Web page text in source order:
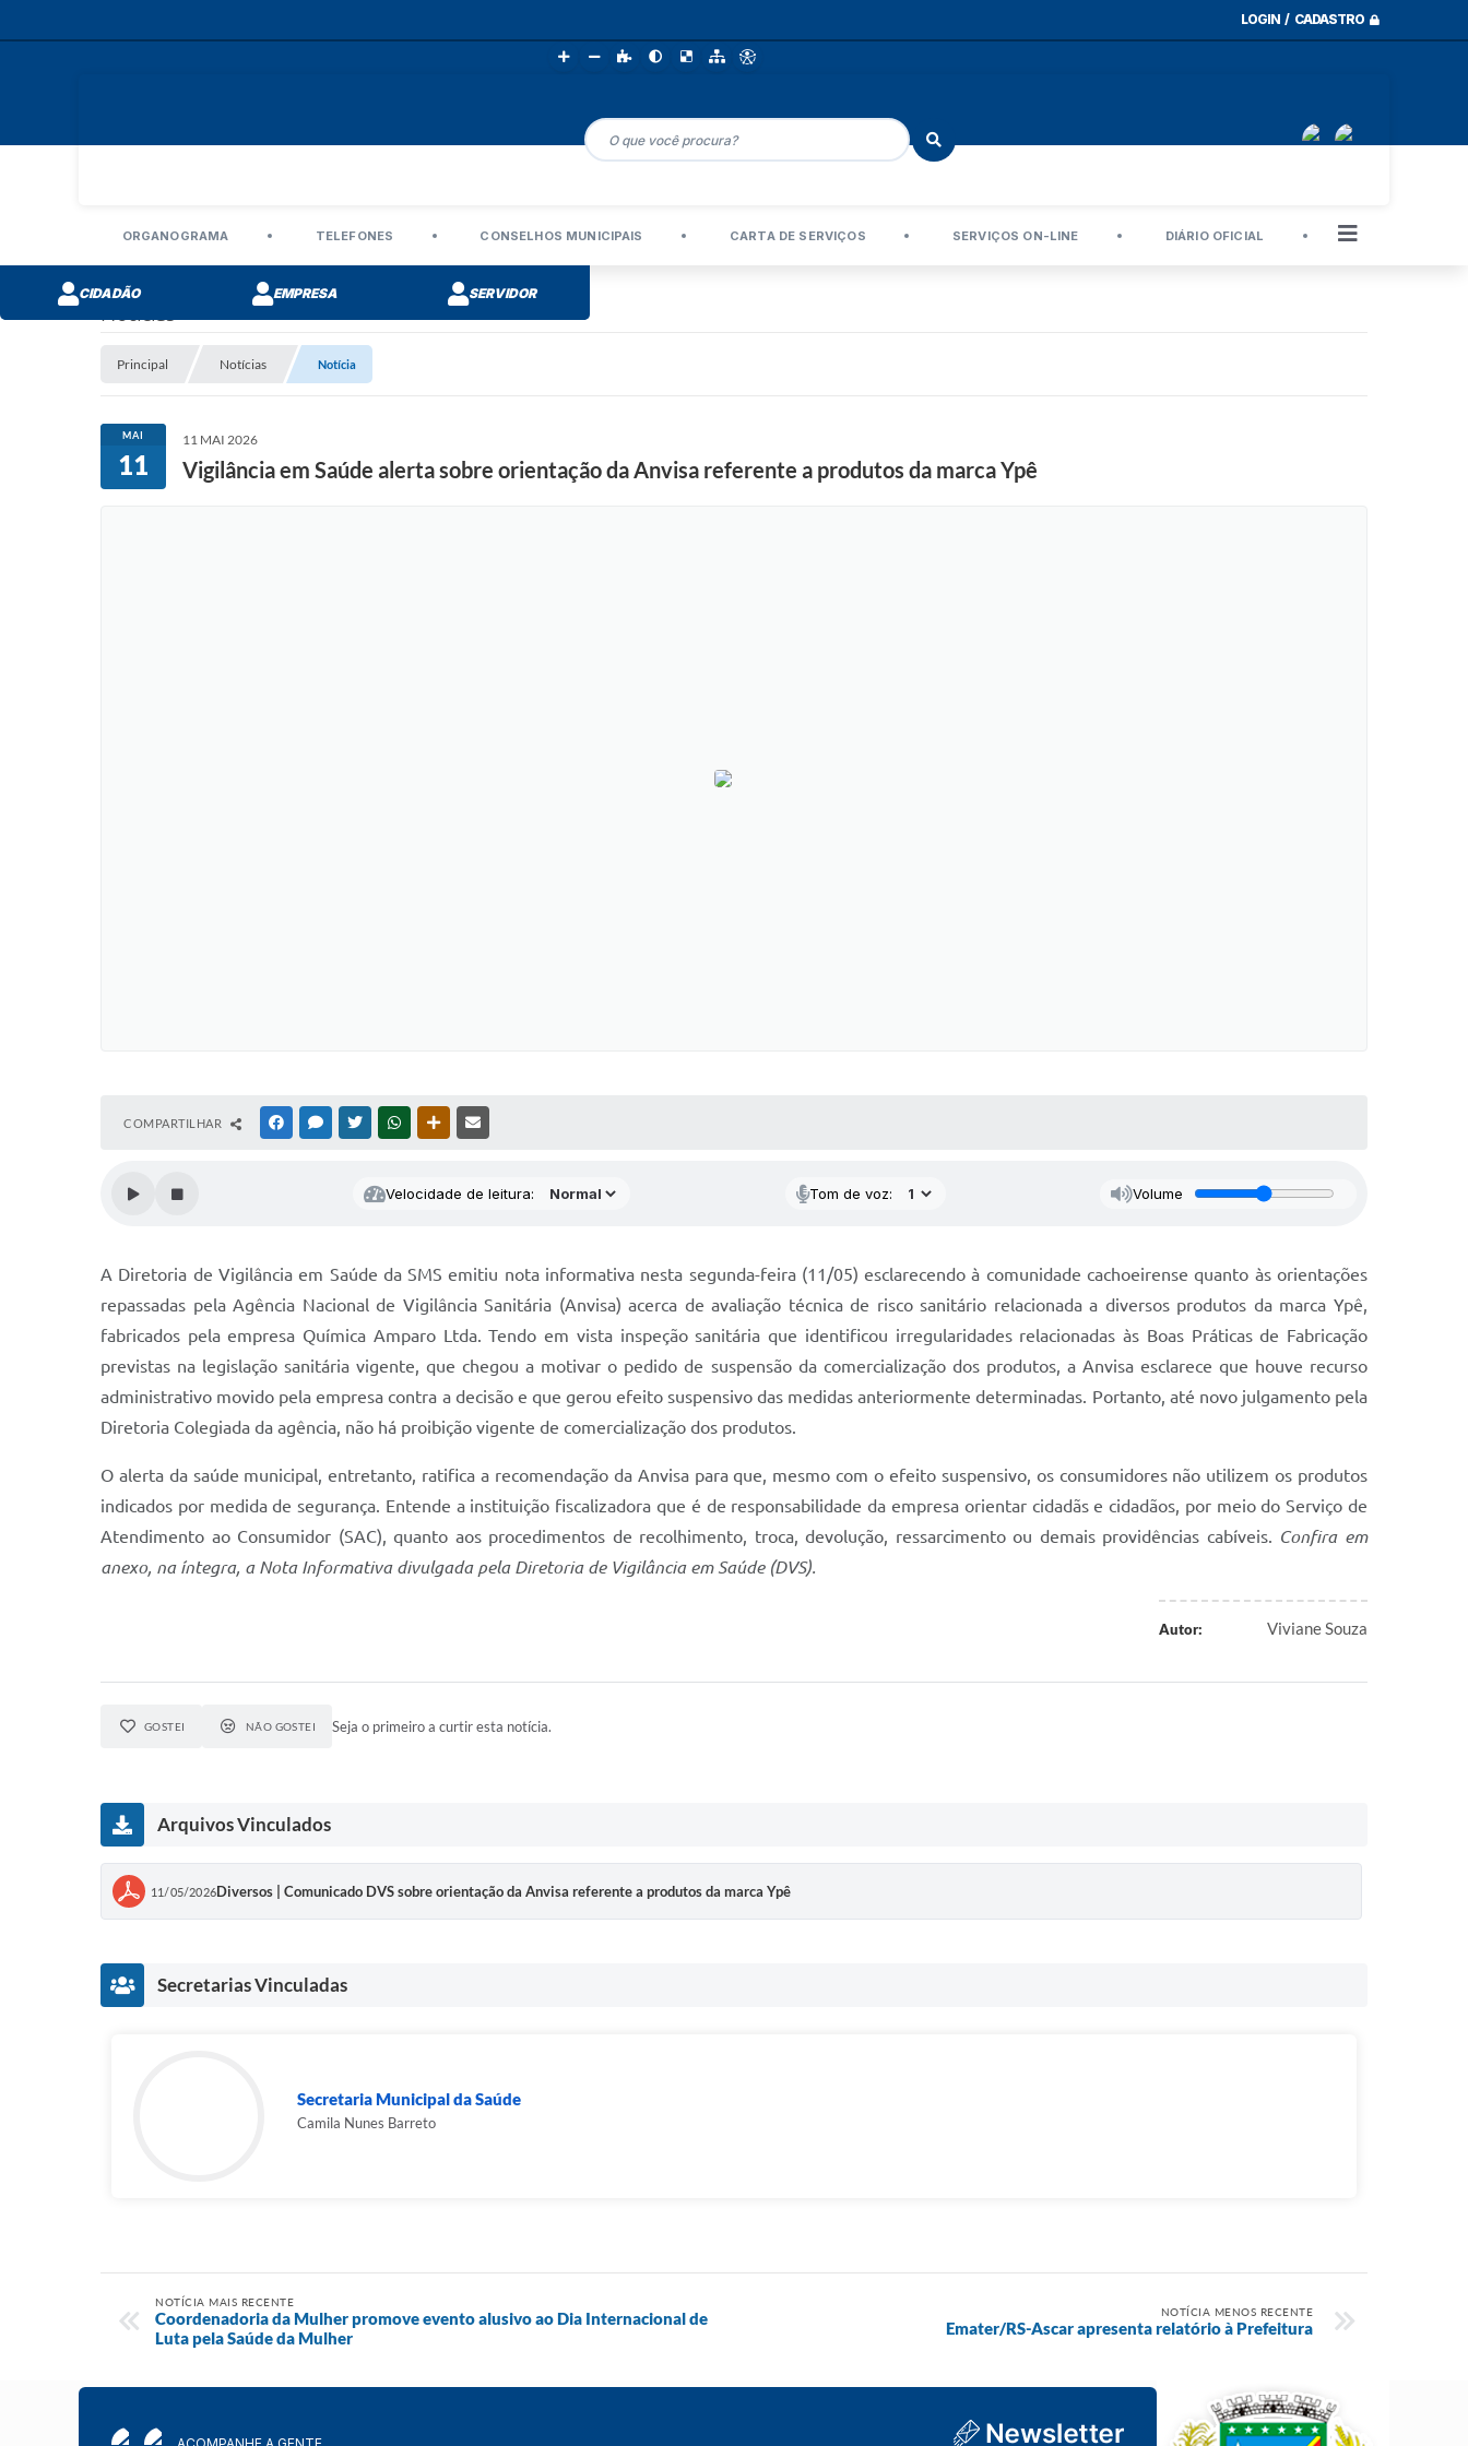
LOGIN / CADASTRO
ORGANOGRAMA TELEFONES CONSELHOS MUNICIPAIS CARTA DE SERVIÇOS SERVIÇOS ON-LINE DIÁRIO OFICIAL
CIDADÃO EMPRESA SERVIDOR
Principal Notícias Notícia
MAI
11
11 MAI 2026
Vigilância em Saúde alerta sobre orientação da Anvisa referente a produtos da marca Ypê
COMPARTILHAR FACEBOOKMESSENGER
TWITTERWHATSAPPOUTRAS MÍDIAS
Velocidade de leitura: Tom de voz: Volume
A Diretoria de Vigilância em Saúde da SMS emitiu nota informativa nesta segunda-feira (11/05) esclarecendo à comunidade cachoeirense quanto às orientações
repassadas pela Agência Nacional de Vigilância Sanitária (Anvisa) acerca de avaliação técnica de risco sanitário relacionada a diversos produtos da marca Ypê,
fabricados pela empresa Química Amparo Ltda. Tendo em vista inspeção sanitária que identificou irregularidades relacionadas às Boas Práticas de Fabricação
previstas na legislação sanitária vigente, que chegou a motivar o pedido de suspensão da comercialização dos produtos, a Anvisa esclarece que houve recurso
administrativo movido pela empresa contra a decisão e que gerou efeito suspensivo das medidas anteriormente determinadas. Portanto, até novo julgamento pela
Diretoria Colegiada da agência, não há proibição vigente de comercialização dos produtos.
O alerta da saúde municipal, entretanto, ratifica a recomendação da Anvisa para que, mesmo com o efeito suspensivo, os consumidores não utilizem os produtos
indicados por medida de segurança. Entende a instituição fiscalizadora que é de responsabilidade da empresa orientar cidadãs e cidadãos, por meio do Serviço de
Atendimento ao Consumidor (SAC), quanto aos procedimentos de recolhimento, troca, devolução, ressarcimento ou demais providências cabíveis. Confira em
anexo, na íntegra, a Nota Informativa divulgada pela Diretoria de Vigilância em Saúde (DVS).
Autor: Viviane Souza
GOSTEI NÃO GOSTEI Seja o primeiro a curtir esta notícia.
Arquivos Vinculados
11/05/2026Diversos | Comunicado DVS sobre orientação da Anvisa referente a produtos da marca Ypê
Secretarias Vinculadas
Secretaria Municipal da Saúde
Camila Nunes Barreto
NOTÍCIA MAIS RECENTE
Coordenadoria da Mulher promove evento alusivo ao Dia Internacional de
Luta pela Saúde da Mulher
NOTÍCIA MENOS RECENTE
Emater/RS-Ascar apresenta relatório à Prefeitura